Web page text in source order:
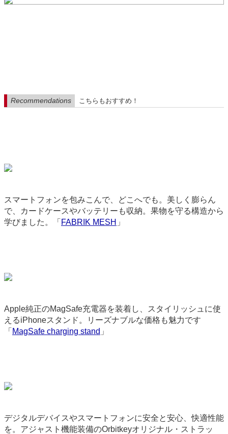
Recommendations こちらもおすすめ！
スマートフォンを包みこんで、どこへでも。美しく膨らん
で、カードケースやバッテリーも収納。果物を守る構造から
学びました。「 FABRIK MESH 」
Apple純正のMagSafe充電器を装着し、スタイリッシュに使
えるiPhoneスタンド。リーズナブルな価格も魅力です
「 MagSafe charging stand 」
デジタルデバイスやスマートフォンに安全と安心、快適性能
を。アジャスト機能装備のOrbitkeyオリジナル・ストラッ